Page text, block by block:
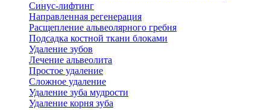
Синус-лифтинг
Направленная регенерация
Расщепление альвеолярного гребня
Подсадка костной ткани блоками
Удаление зубов
Лечение альвеолита
Простое удаление
Сложное удаление
Удаление зуба мудрости
Удаление корня зуба